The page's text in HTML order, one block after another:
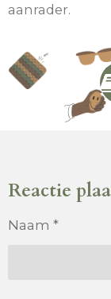
aanrader.
Reactie
Naam *